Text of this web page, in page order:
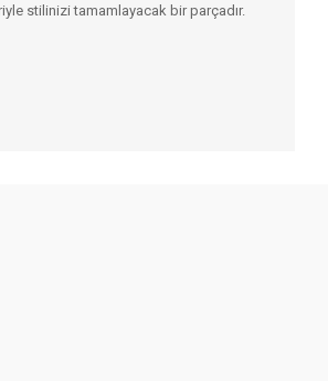
stilinizi tamamlayacak bir parçadır.